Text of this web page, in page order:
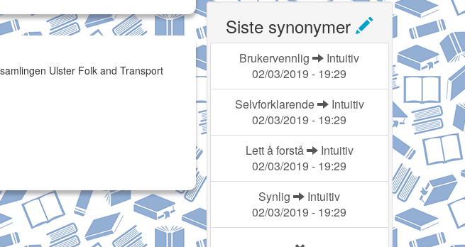
Ulster Folk and Transport
Siste synonymer
Brukervennlig
Intuitiv
02/03/2019 - 19:29
Selvforklarende
Intuitiv
02/03/2019 - 19:29
Lett å forstå
Intuitiv
02/03/2019 - 19:29
Synlig
Intuitiv
02/03/2019 - 19:29